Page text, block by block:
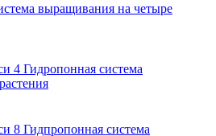
выращивания на четыре
4 Гидропонная система
8 Гидпропонная система